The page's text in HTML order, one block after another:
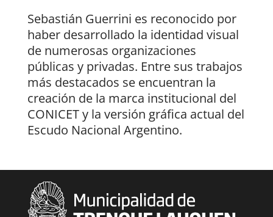
Sebastián Guerrini es reconocido por
haber desarrollado la identidad visual
de numerosas organizaciones
públicas y privadas. Entre sus trabajos
más destacados se encuentran la
creación de la marca institucional del
CONICET y la versión gráfica actual del
Escudo Nacional Argentino.